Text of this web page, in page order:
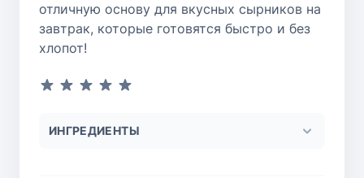
отличную основу для вкусных сырников на
завтрак, которые готовятся быстро и без
хлопот!
ИНГРЕДИЕНТЫ